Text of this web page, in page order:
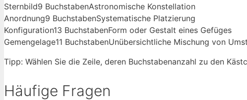
Sternbild9 BuchstabenAstronomische Konstellation
Anordnung9 BuchstabenSystematische Platzierung
Konfiguration13 BuchstabenForm oder Gestalt eines Gefüges
Gemengelage11 BuchstabenUnübersichtliche Mischung von
Tipp: Wählen Sie die Zeile, deren Buchstabenanzahl zu den
Häufige Fragen